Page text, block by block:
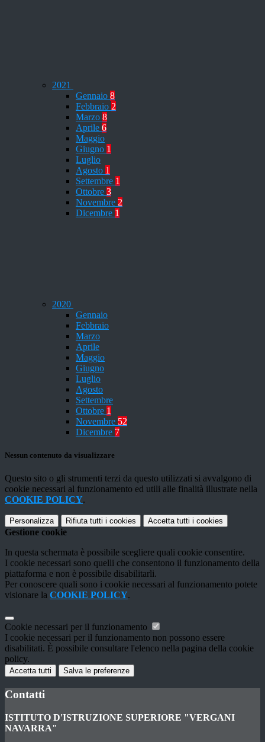
2021
Gennaio 8
Febbraio 2
Marzo 8
Aprile 6
Maggio
Giugno 1
Luglio
Agosto 1
Settembre 1
Ottobre 3
Novembre 2
Dicembre 1
2020
Gennaio
Febbraio
Marzo
Aprile
Maggio
Giugno
Luglio
Agosto
Settembre
Ottobre 1
Novembre 52
Dicembre 7
Nessun contenuto da visualizzare
Questo sito o gli strumenti terzi da questo utilizzati si avvalgono di
cookie necessari al funzionamento ed utili alle finalità illustrate nella
COOKIE POLICY.
Personalizza Rifiuta tutti i cookies Accetta tutti i cookies
Gestione cookie
In questa schermata è possibile scegliere quali cookie consentire.
I cookie necessari sono quelli che consentono il funzionamento della
piattaforma e non è possibile disabilitarli.
Per conoscere quali sono i cookie necessari al funzionamento potete
visionare la COOKIE POLICY.
Cookie necessari per il funzionamento
I cookie necessari per il funzionamento non possono essere
disabilitati. È possibile consultare l'elenco nella pagina della cookie
policy.
Accetta tutti Salva le preferenze
Contatti
ISTITUTO D'ISTRUZIONE SUPERIORE "VERGANI
NAVARRA"